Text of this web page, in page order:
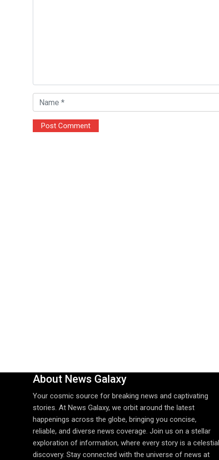
About News Galaxy
Your cosmic source for breaking news and captivating
stories. At News Galaxy, we orbit around the latest
happenings across the globe, bringing you concise,
reliable, and diverse news coverage. Join us on a stellar
exploration of information, where every story is a celestial
discovery. Stay connected with the universe of news at